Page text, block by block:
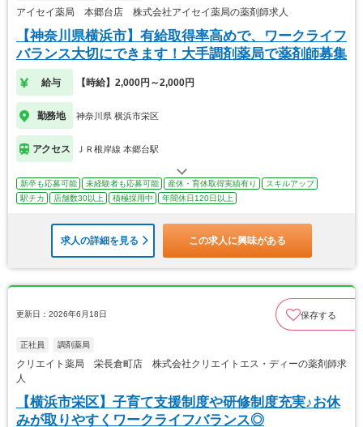
アイセイ薬局 本郷台店 株式会社アイセイ薬局の薬剤師求人
【神奈川県横浜市】有給取得率高めで、ワークライフ
バランス大切にできます！大手調剤薬局で薬剤師募集
給与 【時給】2,000円～2,000円
勤務地 神奈川県 横浜市栄区
アクセス ＪＲ根岸線 本郷台駅
新卒も応募可能 未経験者も応募可能 産休・育休取得実績有り
スキルアップ
駅チカ
店舗数30以上 積極採用中 年間休日120日以上
求人の詳細を見る この求人に興味がある
更新日：2026年6月18日 保存する
正社員 調剤薬局
クリエイト薬局 栄長倉町店 株式会社クリエイトエス・ディーの薬剤師求
人
【横浜市栄区】子育て支援制度や研修制度充実♪お休
みが取りやすくワークライフバランス◎